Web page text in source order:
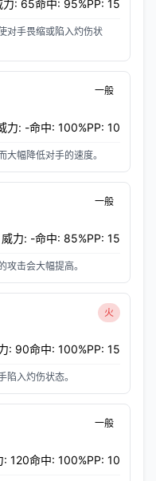
力: 65命中: 95%PP: 15
对手畏缩或陷入灼伤状
一般
力: -命中: 100%PP: 10
幅降低对手的速度。
一般
威力: -命中: 85%PP: 15
击会大幅提高。
火
: 90命中: 100%PP: 15
入灼伤状态。
一般
: 120命中: 100%PP: 10